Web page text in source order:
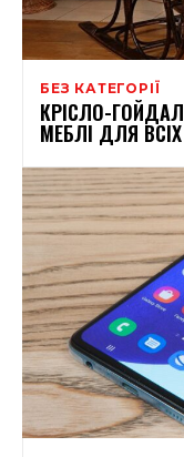
БЕЗ КАТЕГОРІЇ
КРІСЛО-
МЕБЛІ ДЛЯ ВСІХ